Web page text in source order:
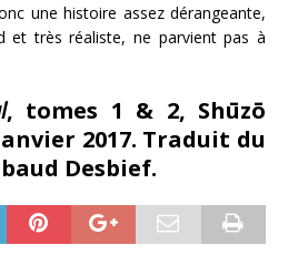
une histoire assez dérangeante,
et très réaliste, ne parvient pas à
, tomes 1 & 2, Shūzō
2017. Traduit du
Desbief.